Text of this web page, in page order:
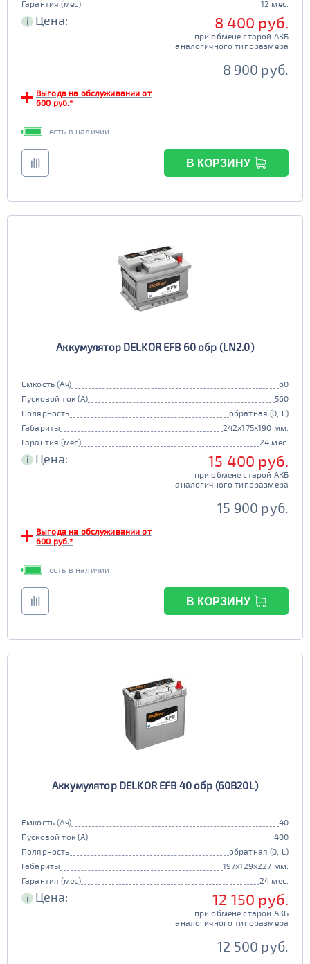
Гарантия (мес) 12 мес.
i Цена: 8 400 руб.
при обмене старой АКБ
аналогичного типоразмера
8 900 руб.
Выгода на обслуживании от
600 руб.*
есть в наличии
В КОРЗИНУ
Аккумулятор DELKOR EFB 60 обр (LN2.0)
Емкость (Ач)
60
Пусковой ток (А)
560
Полярность
обратная (0, L)
Габариты
242x175x190 мм.
Гарантия (мес)
24 мес.
i Цена: 15 400 руб.
при обмене старой АКБ
аналогичного типоразмера
15 900 руб.
Выгода на обслуживании от
600 руб.*
есть в наличии
В КОРЗИНУ
Аккумулятор DELKOR EFB 40 обр (60B20L)
Емкость (Ач)
40
Пусковой ток (А)
400
Полярность
обратная (0, L)
Габариты
197x129x227 мм.
Гарантия (мес)
24 мес.
i Цена: 12 150 руб.
при обмене старой АКБ
аналогичного типоразмера
12 500 руб.